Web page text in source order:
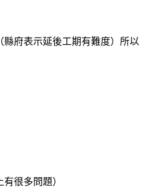
府表示延後工期有難度）所以
很多問題）